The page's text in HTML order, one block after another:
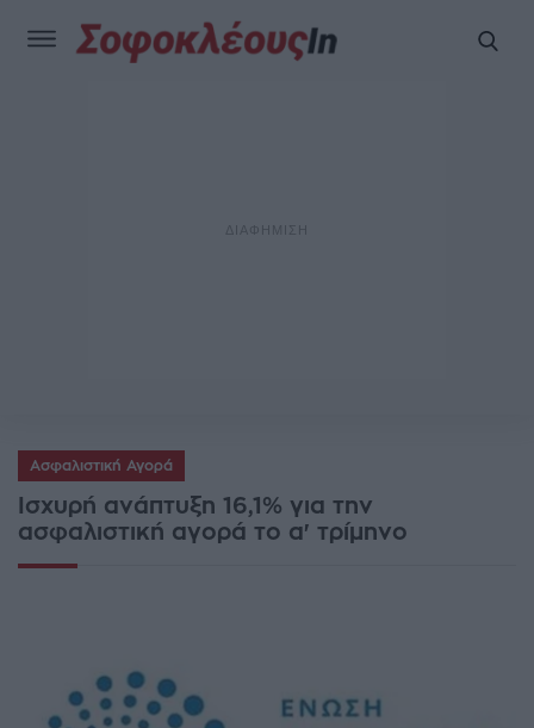
Ασφαλιστική Αγορά
Ισχυρή ανάπτυξη 16,1% για την
ασφαλιστική αγορά το α' τρίμηνο